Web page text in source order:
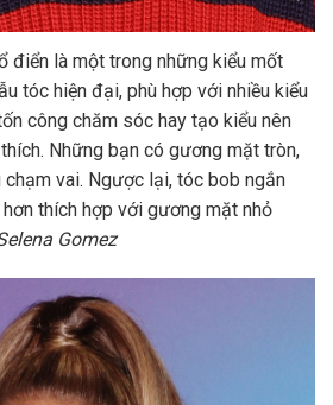
điển là một trong những kiểu mốt
tóc hiện đại, phù hợp với nhiều kiểu
công chăm sóc hay tạo kiểu nên
Những bạn có gương mặt tròn,
vai. Ngược lại, tóc bob ngắn
thích hợp với gương mặt nhỏ
Gomez